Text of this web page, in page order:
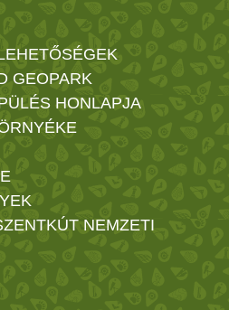
GEOPARK
HONLAPJA
NEMZETI